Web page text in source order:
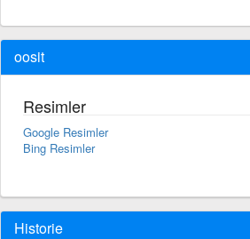
oosit
Resimler
Google Resimler
Bing Resimler
Historie